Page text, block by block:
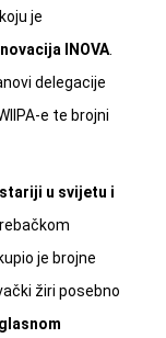
je
INOVA
delegacije
e te brojni
u svijetu i
je brojne
žiri posebno